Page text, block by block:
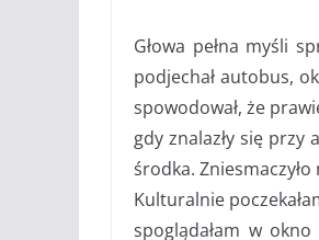
Głowa pełna myśli
podjechał autobus,
spowodował, że
gdy znalazły się przy
środka.
Kulturalnie
spoglądałam w